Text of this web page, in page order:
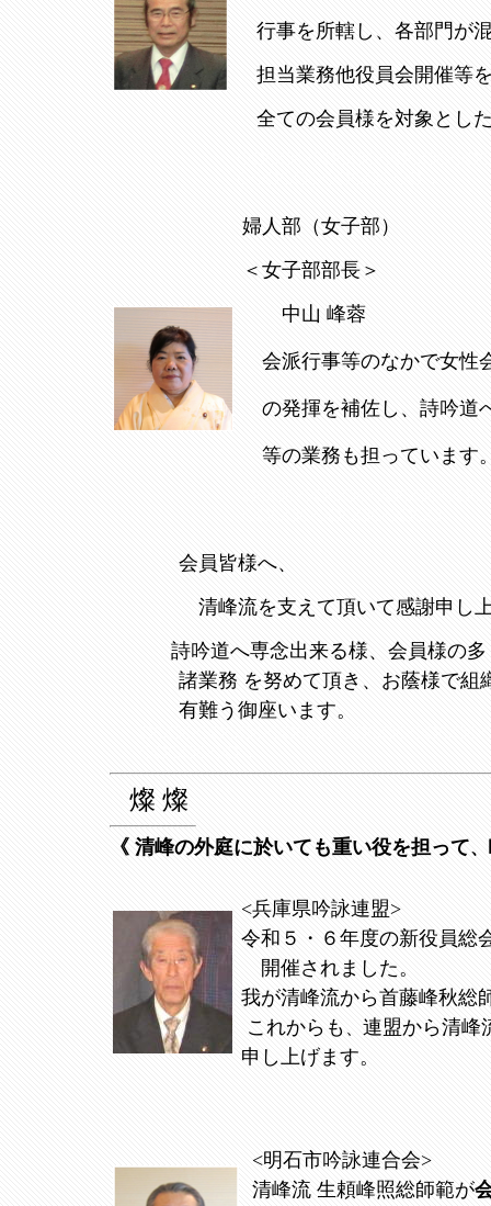
行事を所轄し、各部門が
担当業務他役員会開催等
全ての会員様を対象とし
婦人部（女子部）
＜女子部部長＞
中山 峰蓉
会派行事等のなかで女性
の発揮を補佐し、詩吟道
等の業務も担っています
会員皆様へ、
清峰流を支えて頂いて感謝申し上
詩吟道へ専念出来る様、会員様の
諸業務 を努めて頂き、お蔭様で組
有難う御座います。
燦 燦
《 清峰の外庭に於いても重い役を担って、
<兵庫県吟詠連盟>
令和５・６年度の新役員総
開催されました。
我が清峰流から首藤峰秋総
これからも
連盟から清峰
申し上げます。
<明石市吟詠連合会>
清峰流 生頼峰照総師範が